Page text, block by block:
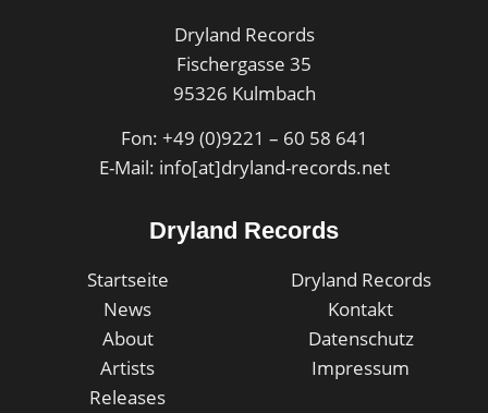
Dryland Records
Fischergasse 35
95326 Kulmbach
Fon: +49 (0)9221 – 60 58 641
E-Mail: info[at]dryland-records.net
Dryland Records
Startseite
News
About
Artists
Releases
Dryland Records
Kontakt
Datenschutz
Impressum